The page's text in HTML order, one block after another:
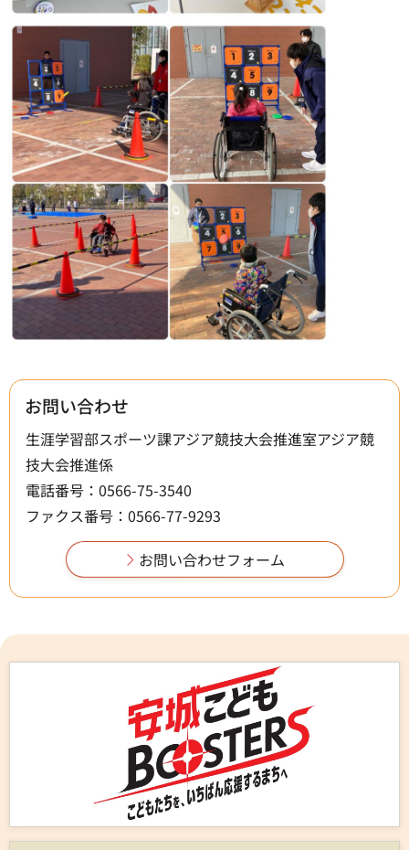
お問い合わせ
生涯学習部スポーツ課アジア競技大会推進室アジア競
技大会推進係
電話番号：0566-75-3540
ファクス番号：0566-77-9293